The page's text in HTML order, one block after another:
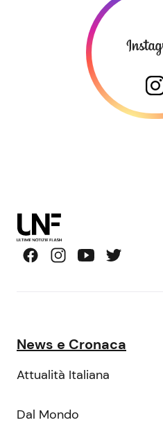
News e Cronaca
Attualità Italiana
Dal Mondo